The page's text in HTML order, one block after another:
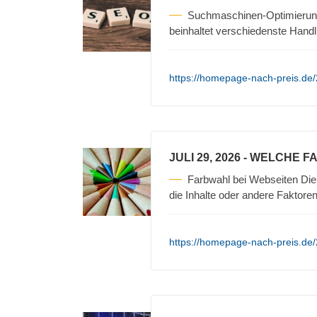
Suchmaschinen-
beinhaltet verschiedenste
https://homepage-nach-
JULI 29, 2026 - WELCHE
Farbwahl bei Webseiten
die Inhalte oder andere
https://homepage-nach-